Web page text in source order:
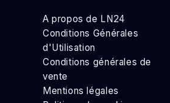
A propos de LN24
Conditions Générales
d'Utilisation
Conditions générales de
vente
Mentions légales